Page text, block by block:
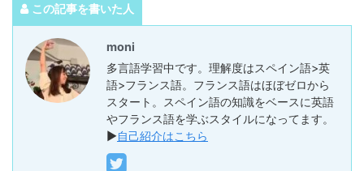
この記事を書いた人
moni
多言語学習中です。理解度はスペイン語>英
語>フランス語。フランス語はほぼゼロから
スタート。スペイン語の知識をベースに英語
やフランス語を学ぶスタイルになってます。
▶︎自己紹介はこちら